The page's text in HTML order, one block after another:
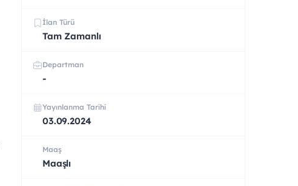
İlan Türü
Tam Zamanlı
Departman
-
Yayınlanma Tarihi
03.09.2024
Maaş
Maaşlı